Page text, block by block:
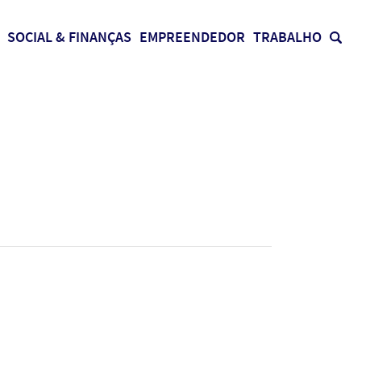
SOCIAL & FINANÇAS EMPREENDEDOR TRABALHO